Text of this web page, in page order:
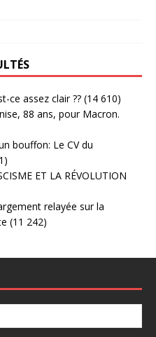
ce assez clair ?? (14 610)
88 ans, pour Macron.
bouffon: Le CV du
ET LA RÉVOLUTION
relayée sur la
(11 242)